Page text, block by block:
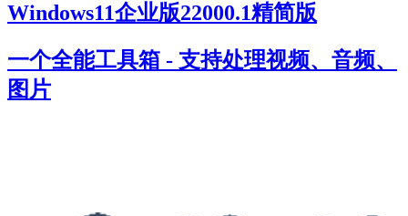
Windows11企业版22000.1精简版
一个全能工具箱 - 支持处理视频、音频、
图片